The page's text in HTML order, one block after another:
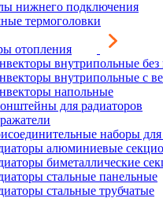
нижнего подключения
термоголовки
отопления
внутрипольные без
внутрипольные с
напольные
для радиаторов
наборы для
алюминиевые
биметаллические
стальные панельные
стальные трубчатые